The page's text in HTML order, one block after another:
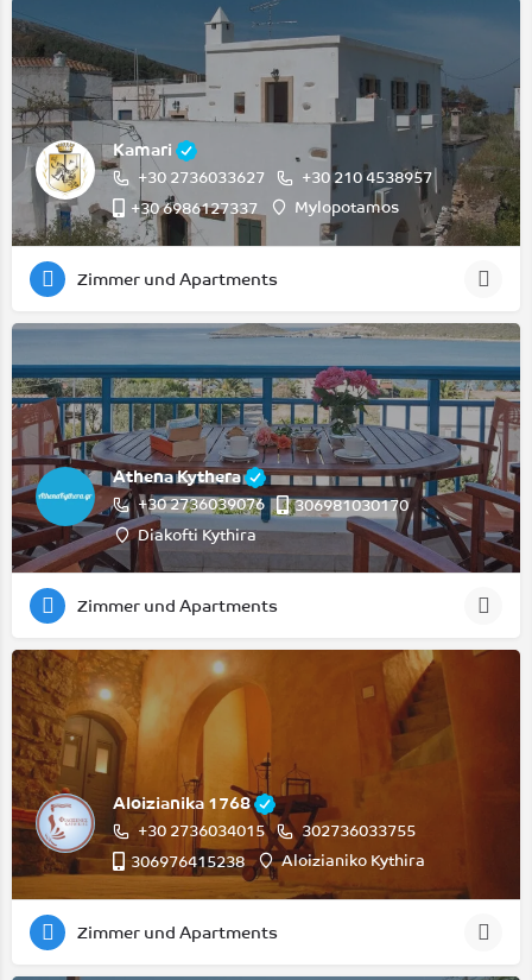
Kamari
+30 2736033627
+30 210 4538957
+30 6986127337
Mylopotamos
Zimmer und Apartments
Athena Kythera
+30 2736039076
306981030170
Diakofti Kythira
Zimmer und Apartments
Aloizianika 1768
+30 2736034015
302736033755
306976415238
Aloizianiko Kythira
Zimmer und Apartments